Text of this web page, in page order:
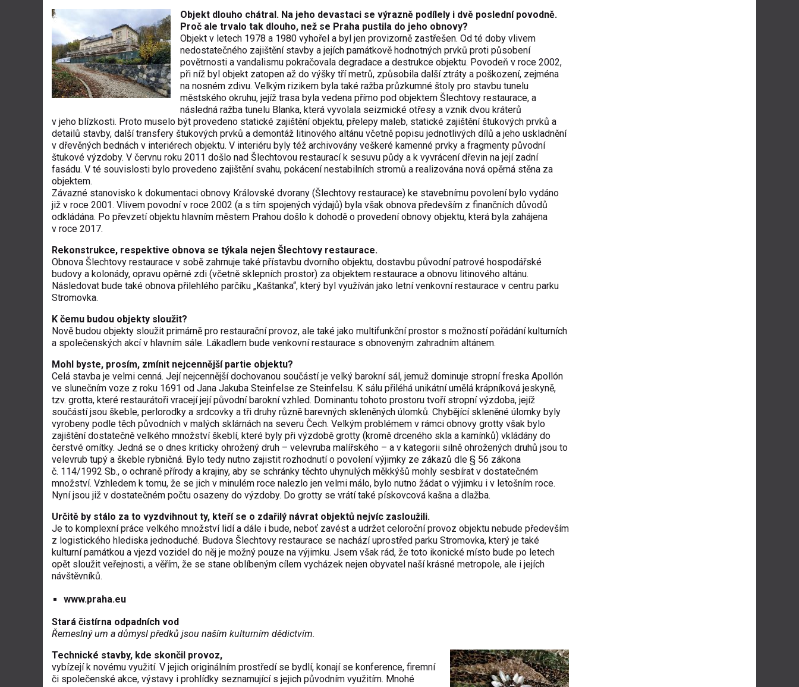
Objekt dlouho chátral. Na jeho devastaci se výrazně podílely i dvě poslední povodně.
Proč ale trvalo tak dlouho, než se Praha pustila do jeho obnovy?
Objekt v letech 1978 a 1980 vyhořel a byl jen provizorně zastřešen. Od té doby vlivem
nedostatečného zajištění stavby a jejích památkově hodnotných prvků proti působení
povětrnosti a vandalismu pokračovala degradace a destrukce objektu. Povodeň v roce 2002,
při níž byl objekt zatopen až do výšky tří metrů, způsobila další ztráty a poškození, zejména
na nosném zdivu. Velkým rizikem byla také ražba průzkumné štoly pro stavbu tunelu
městského okruhu, jejíž trasa byla vedena přímo pod objektem Šlechtovy restaurace, a
následná ražba tunelu Blanka, která vyvolala seizmické otřesy a vznik dvou kráterů
v jeho blízkosti. Proto muselo být provedeno statické zajištění objektu, přelepy maleb, statické zajištění štukových prvků a
detailů stavby, další transfery štukových prvků a demontáž litinového altánu včetně popisu jednotlivých dílů a jeho uskladnění
v dřevěných bednách v interiérech objektu. V interiéru byly též archivovány veškeré kamenné prvky a fragmenty původní
štukové výzdoby. V červnu roku 2011 došlo nad Šlechtovou restaurací k sesuvu půdy a k vyvrácení dřevin na její zadní
fasádu. V té souvislosti bylo provedeno zajištění svahu, pokácení nestabilních stromů a realizována nová opěrná stěna za
objektem.
Závazné stanovisko k dokumentaci obnovy Královské dvorany (Šlechtovy restaurace) ke stavebnímu povolení bylo vydáno
již v roce 2001. Vlivem povodní v roce 2002 (a s tím spojených výdajů) byla však obnova především z finančních důvodů
odkládána. Po převzetí objektu hlavním městem Prahou došlo k dohodě o provedení obnovy objektu, která byla zahájena
v roce 2017.
Rekonstrukce, respektive obnova se týkala nejen Šlechtovy restaurace.
Obnova Šlechtovy restaurace v sobě zahrnuje také přístavbu dvorního objektu, dostavbu původní patrové hospodářské
budovy a kolonády, opravu opěrné zdi (včetně sklepních prostor) za objektem restaurace a obnovu litinového altánu.
Následovat bude také obnova přilehlého parčíku „Kaštanka“, který byl využíván jako letní venkovní restaurace v centru parku
Stromovka.
K čemu budou objekty sloužit?
Nově budou objekty sloužit primárně pro restaurační provoz, ale také jako multifunkční prostor s možností pořádání kulturních
a společenských akcí v hlavním sále. Lákadlem bude venkovní restaurace s obnoveným zahradním altánem.
Mohl byste, prosím, zmínit nejcennější partie objektu?
Celá stavba je velmi cenná. Její nejcennější dochovanou součástí je velký barokní sál, jemuž dominuje stropní freska Apollón
ve slunečním voze z roku 1691 od Jana Jakuba Steinfelse ze Steinfelsu. K sálu přiléhá unikátní umělá krápníková jeskyně,
tzv. grotta, které restaurátoři vracejí její původní barokní vzhled. Dominantu tohoto prostoru tvoří stropní výzdoba, jejíž
součástí jsou škeble, perlorodky a srdcovky a tři druhy různě barevných skleněných úlomků. Chybějící skleněné úlomky byly
vyrobeny podle těch původních v malých sklárnách na severu Čech. Velkým problémem v rámci obnovy grotty však bylo
zajištění dostatečně velkého množství škeblí, které byly při výzdobě grotty (kromě drceného skla a kamínků) vkládány do
čerstvé omítky. Jedná se o dnes kriticky ohrožený druh – velevruba malířského – a v kategorii silně ohrožených druhů jsou to
velevrub tupý a škeble rybničná. Bylo tedy nutno zajistit rozhodnutí o povolení výjimky ze zákazů dle § 56 zákona
č. 114/1992 Sb., o ochraně přírody a krajiny, aby se schránky těchto uhynulých měkkýšů mohly sesbírat v dostatečném
množství. Vzhledem k tomu, že se jich v minulém roce nalezlo jen velmi málo, bylo nutno žádat o výjimku i v letošním roce.
Nyní jsou již v dostatečném počtu osazeny do výzdoby. Do grotty se vrátí také pískovcová kašna a dlažba.
Určitě by stálo za to vyzdvihnout ty, kteří se o zdařilý návrat objektů nejvíc zasloužili.
Je to komplexní práce velkého množství lidí a dále i bude, neboť zavést a udržet celoroční provoz objektu nebude především
z logistického hlediska jednoduché. Budova Šlechtovy restaurace se nachází uprostřed parku Stromovka, který je také
kulturní památkou a vjezd vozidel do něj je možný pouze na výjimku. Jsem však rád, že toto ikonické místo bude po letech
opět sloužit veřejnosti, a věřím, že se stane oblíbeným cílem vycházek nejen obyvatel naší krásné metropole, ale i jejích
návštěvníků.
www.praha.eu
Stará čistírna odpadních vod
Řemeslný um a důmysl předků jsou naším kulturním dědictvím.
Technické stavby, kde skončil provoz,
vybízejí k novému využití. V jejich originálním prostředí se bydlí, konají se konference, firemní
či společenské akce, výstavy i prohlídky seznamující s jejich původním využitím. Mnohé